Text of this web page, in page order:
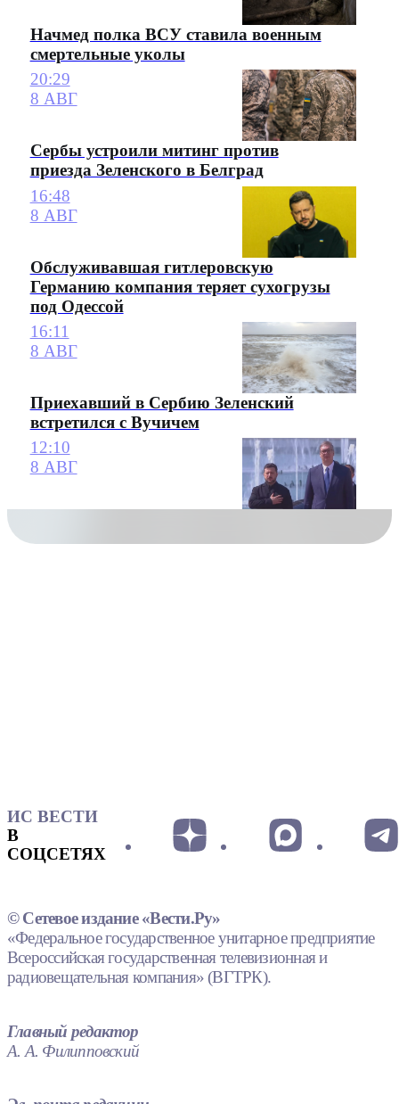
Начмед полка ВСУ ставила военным
смертельные уколы
20:29
8 АВГ
Сербы устроили митинг против
приезда Зеленского в Белград
16:48
8 АВГ
Обслуживавшая гитлеровскую
Германию компания теряет сухогрузы
под Одессой
16:11
8 АВГ
Приехавший в Сербию Зеленский
встретился с Вучичем
12:10
8 АВГ
ИС ВЕСТИ
В
СОЦСЕТЯХ
© Сетевое издание «Вести.Ру»
«Федеральное государственное унитарное предприятие
Всероссийская государственная телевизионная и
радиовещательная компания» (ВГТРК).
Главный редактор
А. А. Филипповский